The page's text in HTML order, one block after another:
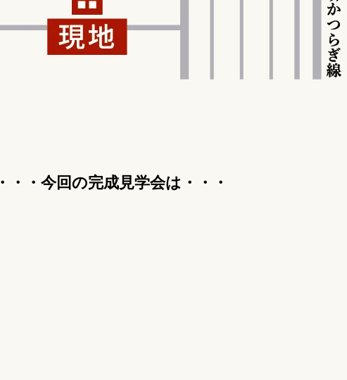
・・・今回の完成見学会は・・・